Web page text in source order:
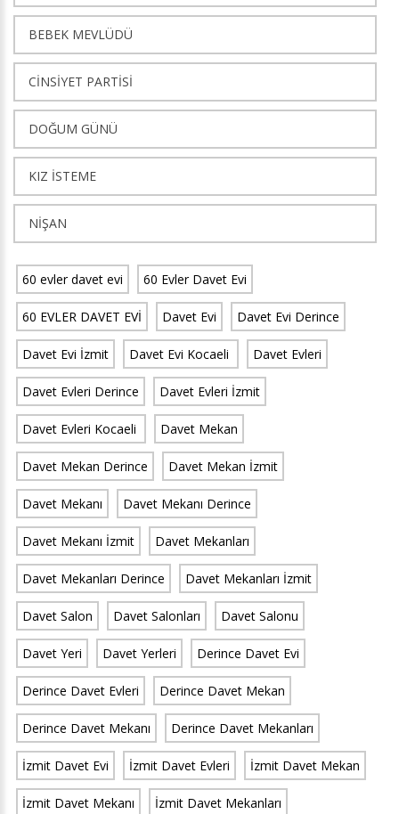
BEBEK MEVLÜDÜ
CİNSİYET PARTİSİ
DOĞUM GÜNÜ
KIZ İSTEME
NİŞAN
60 evler davet evi 60 Evler Davet Evi
60 EVLER DAVET EVİ Davet Evi Davet Evi Derince
Davet Evi İzmit Davet Evi Kocaeli Davet Evleri
Davet Evleri Derince Davet Evleri İzmit
Davet Evleri Kocaeli Davet Mekan
Davet Mekan Derince Davet Mekan İzmit
Davet Mekanı Davet Mekanı Derince
Davet Mekanı İzmit Davet Mekanları
Davet Mekanları Derince Davet Mekanları İzmit
Davet Salon Davet Salonları Davet Salonu
Davet Yeri Davet Yerleri Derince Davet Evi
Derince Davet Evleri Derince Davet Mekan
Derince Davet Mekanı Derince Davet Mekanları
İzmit Davet Evi İzmit Davet Evleri İzmit Davet Mekan
İzmit Davet Mekanı İzmit Davet Mekanları